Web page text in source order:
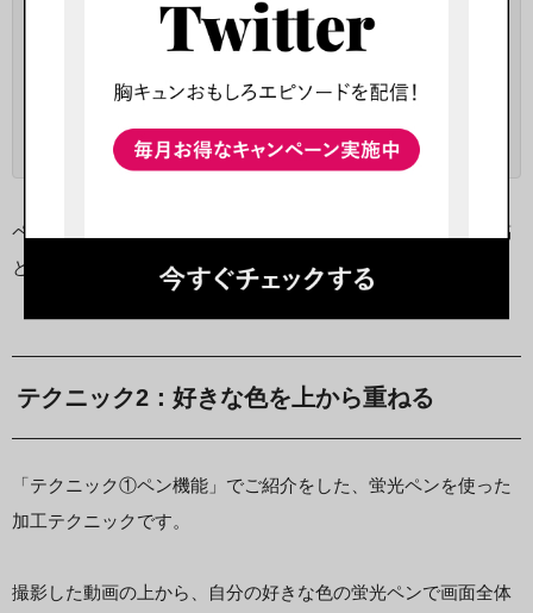
ペンの種類・色ともにとても豊富である為、他ユーザーの投稿
と加工が被ってしまうのを避けることも出来ます。
テクニック2：好きな色を上から重ねる
「テクニック①ペン機能」でご紹介をした、蛍光ペンを使った
加工テクニックです。
撮影した動画の上から、自分の好きな色の蛍光ペンで画面全体